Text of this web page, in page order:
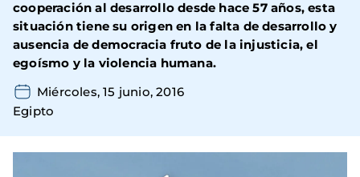
cooperación al desarrollo desde hace 57 años, esta
situación tiene su origen en la falta de desarrollo y
ausencia de democracia fruto de la injusticia, el
egoísmo y la violencia humana.
Miércoles, 15 junio, 2016
Egipto